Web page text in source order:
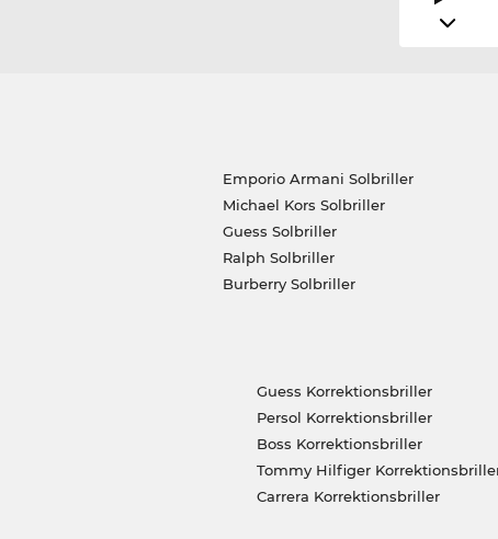
Emporio Armani Solbriller
Michael Kors Solbriller
Guess Solbriller
Ralph Solbriller
Burberry Solbriller
Guess Korrektionsbriller
Persol Korrektionsbriller
Boss Korrektionsbriller
Tommy Hilfiger
Carrera Korrektionsbriller